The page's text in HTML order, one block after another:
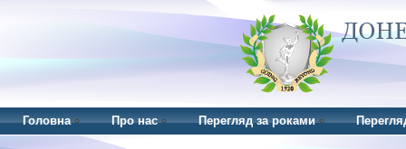
Головна Про нас Перегляд за роками